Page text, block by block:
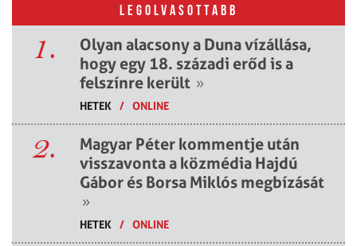
LEGOLVASOTTABB
1.
Olyan alacsony a Duna vízállása,
hogy egy 18. századi erőd is a
felszínre került »
HETEK / ONLINE
2.
Magyar Péter kommentje után
visszavonta a közmédia Hajdú
Gábor és Borsa Miklós megbízását
»
HETEK / ONLINE